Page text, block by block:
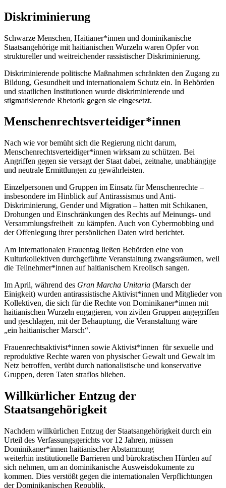
Diskriminierung
Schwarze Menschen, Haitianer*innen und dominikanische
Staatsangehörige mit haitianischen Wurzeln waren Opfer von
struktureller und weitreichender rassistischer Diskriminierung.
Diskriminierende politische Maßnahmen schränkten den Zugang zu
Bildung, Gesundheit und internationalem Schutz ein. In Behörden
und staatlichen Institutionen wurde diskriminierende und
stigmatisierende Rhetorik gegen sie eingesetzt.
Menschenrechtsverteidiger*innen
Nach wie vor bemüht sich die Regierung nicht darum,
Menschenrechtsverteidiger*innen wirksam zu schützen. Bei
Angriffen gegen sie versagt der Staat dabei, zeitnahe, unabhängige
und neutrale Ermittlungen zu gewährleisten.
Einzelpersonen und Gruppen im Einsatz für Menschenrechte –
insbesondere im Hinblick auf Antirassismus und Anti-
Diskriminierung, Gender und Migration – hatten mit Schikanen,
Drohungen und Einschränkungen des Rechts auf Meinungs- und
Versammlungsfreiheit zu kämpfen. Auch von Cybermobbing und
der Offenlegung ihrer persönlichen Daten wird berichtet.
Am Internationalen Frauentag ließen Behörden eine von
Kulturkollektiven durchgeführte Veranstaltung zwangsräumen, weil
die Teilnehmer*innen auf haitianischem Kreolisch sangen.
Im April, während des Gran Marcha Unitaria (Marsch der
Einigkeit) wurden antirassistische Aktivist*innen und Mitglieder von
Kollektiven, die sich für die Rechte von Dominikaner*innen mit
haitianischen Wurzeln engagieren, von zivilen Gruppen angegriffen
und geschlagen, mit der Behauptung, die Veranstaltung wäre
„ein haitianischer Marsch“.
Frauenrechtsaktivist*innen sowie Aktivist*innen für sexuelle und
reproduktive Rechte waren von physischer Gewalt und Gewalt im
Netz betroffen, verübt durch nationalistische und konservative
Gruppen, deren Taten straflos blieben.
Willkürlicher Entzug der
Staatsangehörigkeit
Nachdem willkürlichen Entzug der Staatsangehörigkeit durch ein
Urteil des Verfassungsgerichts vor 12 Jahren, müssen
Dominikaner*innen haitianischer Abstammung
weiterhin institutionelle Barrieren und bürokratischen Hürden auf
sich nehmen, um an dominikanische Ausweisdokumente zu
kommen. Dies verstößt gegen die internationalen Verpflichtungen
der Dominikanischen Republik.